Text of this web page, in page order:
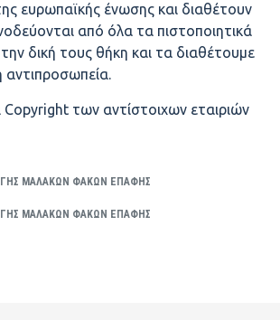
ευρωπαϊκής ένωσης και διαθέτουν
από όλα τα πιστοποιητικά
δική τους θήκη και τα διαθέτουμε
αντιπροσωπεία.
Copyright των αντίστοιχων εταιριών
ΜΑΛΑΚΏΝ ΦΑΚΏΝ ΕΠΑΦΉΣ
ΜΑΛΑΚΏΝ ΦΑΚΏΝ ΕΠΑΦΉΣ